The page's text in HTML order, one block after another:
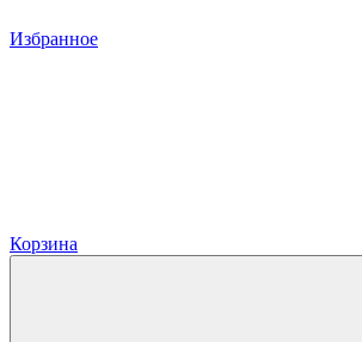
Избранное
Корзина